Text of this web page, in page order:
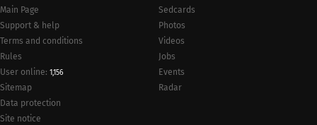
Main Page
Support & help
Terms and conditions
Rules
User online: 1,156
Sitemap
Data protection
Site notice
Sedcards
Photos
Videos
Jobs
Events
Radar